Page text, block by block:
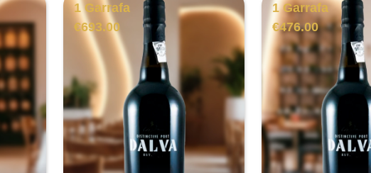
1 Garrafa
€693.00
1 Garrafa
€476.00